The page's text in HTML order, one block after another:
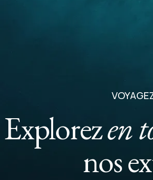
Explorezen
nos